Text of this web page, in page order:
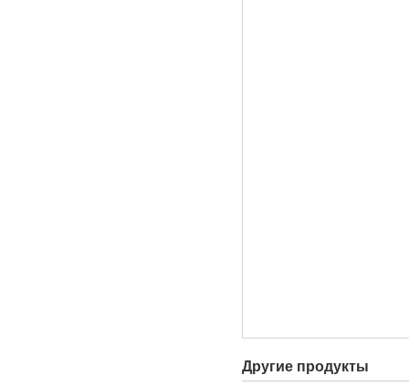
Другие продукты